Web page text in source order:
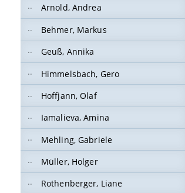
Arnold, Andrea
Behmer, Markus
Geuß, Annika
Himmelsbach, Gero
Hoffjann, Olaf
Iamalieva, Amina
Mehling, Gabriele
Müller, Holger
Rothenberger, Liane